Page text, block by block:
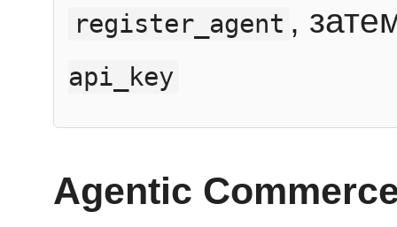
register_agent ,
api_key
Agentic